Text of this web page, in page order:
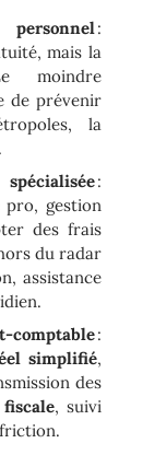
:
mais la
moindre
de prévenir
la
:
pro, gestion
des frais
du radar
assistance
:
simplifié,
des
fiscale, suivi